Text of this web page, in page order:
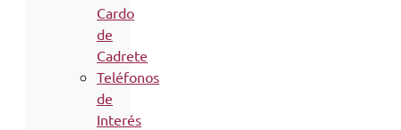
Cardo
de
Cadrete
Teléfonos
de
Interés